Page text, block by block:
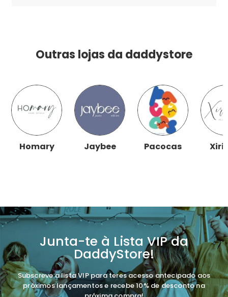
Outras lojas da daddystore
Homary Jaybee Pacocas
Junta-te à Lista VIP da
DaddyStore!
Subscreve a lista VIP para teres acesso antecipado aos
próximos lançamentos e recebe 10% de desconto na